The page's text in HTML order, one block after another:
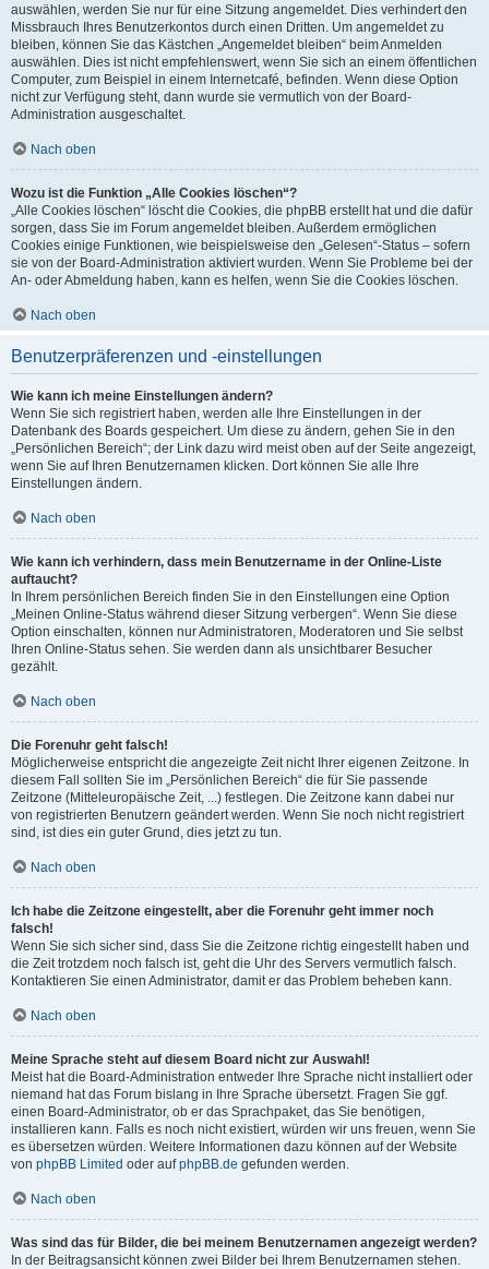
auswählen, werden Sie nur für eine Sitzung angemeldet. Dies verhindert den
Missbrauch Ihres Benutzerkontos durch einen Dritten. Um angemeldet zu
bleiben, können Sie das Kästchen „Angemeldet bleiben“ beim Anmelden
auswählen. Dies ist nicht empfehlenswert, wenn Sie sich an einem öffentlichen
Computer, zum Beispiel in einem Internetcafé, befinden. Wenn diese Option
nicht zur Verfügung steht, dann wurde sie vermutlich von der Board-
Administration ausgeschaltet.
Nach oben
Wozu ist die Funktion „Alle Cookies löschen“?
„Alle Cookies löschen“ löscht die Cookies, die phpBB erstellt hat und die dafür
sorgen, dass Sie im Forum angemeldet bleiben. Außerdem ermöglichen
Cookies einige Funktionen, wie beispielsweise den „Gelesen“-Status – sofern
sie von der Board-Administration aktiviert wurden. Wenn Sie Probleme bei der
An- oder Abmeldung haben, kann es helfen, wenn Sie die Cookies löschen.
Nach oben
Benutzerpräferenzen und -einstellungen
Wie kann ich meine Einstellungen ändern?
Wenn Sie sich registriert haben, werden alle Ihre Einstellungen in der
Datenbank des Boards gespeichert. Um diese zu ändern, gehen Sie in den
„Persönlichen Bereich“; der Link dazu wird meist oben auf der Seite angezeigt,
wenn Sie auf Ihren Benutzernamen klicken. Dort können Sie alle Ihre
Einstellungen ändern.
Nach oben
Wie kann ich verhindern, dass mein Benutzername in der Online-Liste
auftaucht?
In Ihrem persönlichen Bereich finden Sie in den Einstellungen eine Option
„Meinen Online-Status während dieser Sitzung verbergen“. Wenn Sie diese
Option einschalten, können nur Administratoren, Moderatoren und Sie selbst
Ihren Online-Status sehen. Sie werden dann als unsichtbarer Besucher
gezählt.
Nach oben
Die Forenuhr geht falsch!
Möglicherweise entspricht die angezeigte Zeit nicht Ihrer eigenen Zeitzone. In
diesem Fall sollten Sie im „Persönlichen Bereich“ die für Sie passende
Zeitzone (Mitteleuropäische Zeit, ...) festlegen. Die Zeitzone kann dabei nur
von registrierten Benutzern geändert werden. Wenn Sie noch nicht registriert
sind, ist dies ein guter Grund, dies jetzt zu tun.
Nach oben
Ich habe die Zeitzone eingestellt, aber die Forenuhr geht immer noch
falsch!
Wenn Sie sich sicher sind, dass Sie die Zeitzone richtig eingestellt haben und
die Zeit trotzdem noch falsch ist, geht die Uhr des Servers vermutlich falsch.
Kontaktieren Sie einen Administrator, damit er das Problem beheben kann.
Nach oben
Meine Sprache steht auf diesem Board nicht zur Auswahl!
Meist hat die Board-Administration entweder Ihre Sprache nicht installiert oder
niemand hat das Forum bislang in Ihre Sprache übersetzt. Fragen Sie ggf.
einen Board-Administrator, ob er das Sprachpaket, das Sie benötigen,
installieren kann. Falls es noch nicht existiert, würden wir uns freuen, wenn Sie
es übersetzen würden. Weitere Informationen dazu können auf der Website
von phpBB Limited oder aufphpBB.de gefunden werden.
Nach oben
Was sind das für Bilder, die bei meinem Benutzernamen angezeigt werden?
In der Beitragsansicht können zwei Bilder bei Ihrem Benutzernamen stehen.